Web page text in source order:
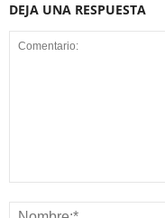
DEJA UNA RESPUESTA